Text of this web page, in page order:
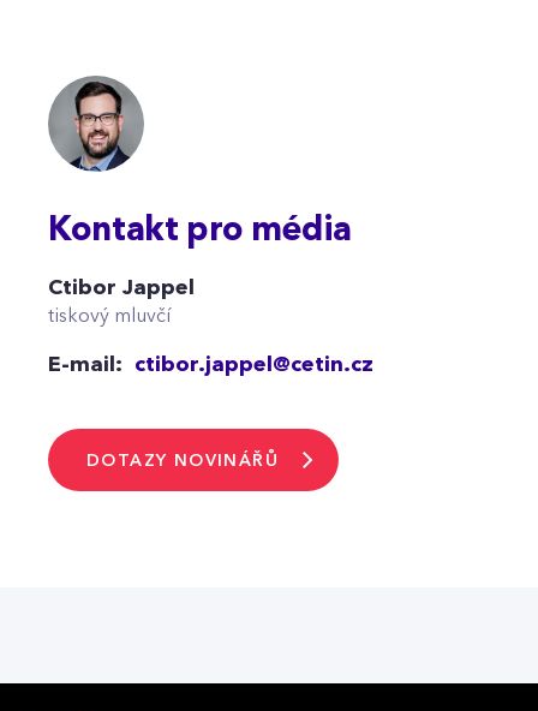
Kontakt pro média
Ctibor Jappel
tiskový mluvčí
E-mail: ctibor.jappel@cetin.cz
DOTAZY NOVINÁŘŮ